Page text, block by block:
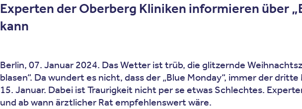
Experten der Oberberg Kliniken informieren über
kann
Berlin, 07. Januar 2024. Das Wetter ist trüb, die glitzernde
blasen“. Da wundert es nicht, dass der „Blue Monday“, immer der
15. Januar. Dabei ist Traurigkeit nicht per se etwas Schlechtes.
und ab wann ärztlicher Rat empfehlenswert wäre.